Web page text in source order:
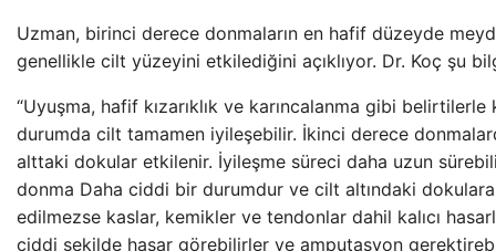
Uzman, birinci derece donmaların en hafif düzeyde
genellikle cilt yüzeyini etkilediğini açıklıyor. Dr. Koç şu
“Uyuşma, hafif kızarıklık ve karıncalanma gibi
durumda cilt tamamen iyileşebilir. İkinci derece
alttaki dokular etkilenir. İyileşme süreci daha uzun
donma Daha ciddi bir durumdur ve cilt altındaki
edilmezse kaslar, kemikler ve tendonlar dahil kalıcı
ciddi şekilde hasar görebilirler ve amputasyon